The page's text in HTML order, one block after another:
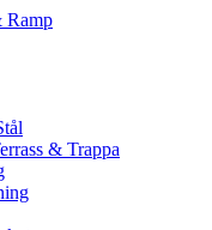
Ramp
& Trappa